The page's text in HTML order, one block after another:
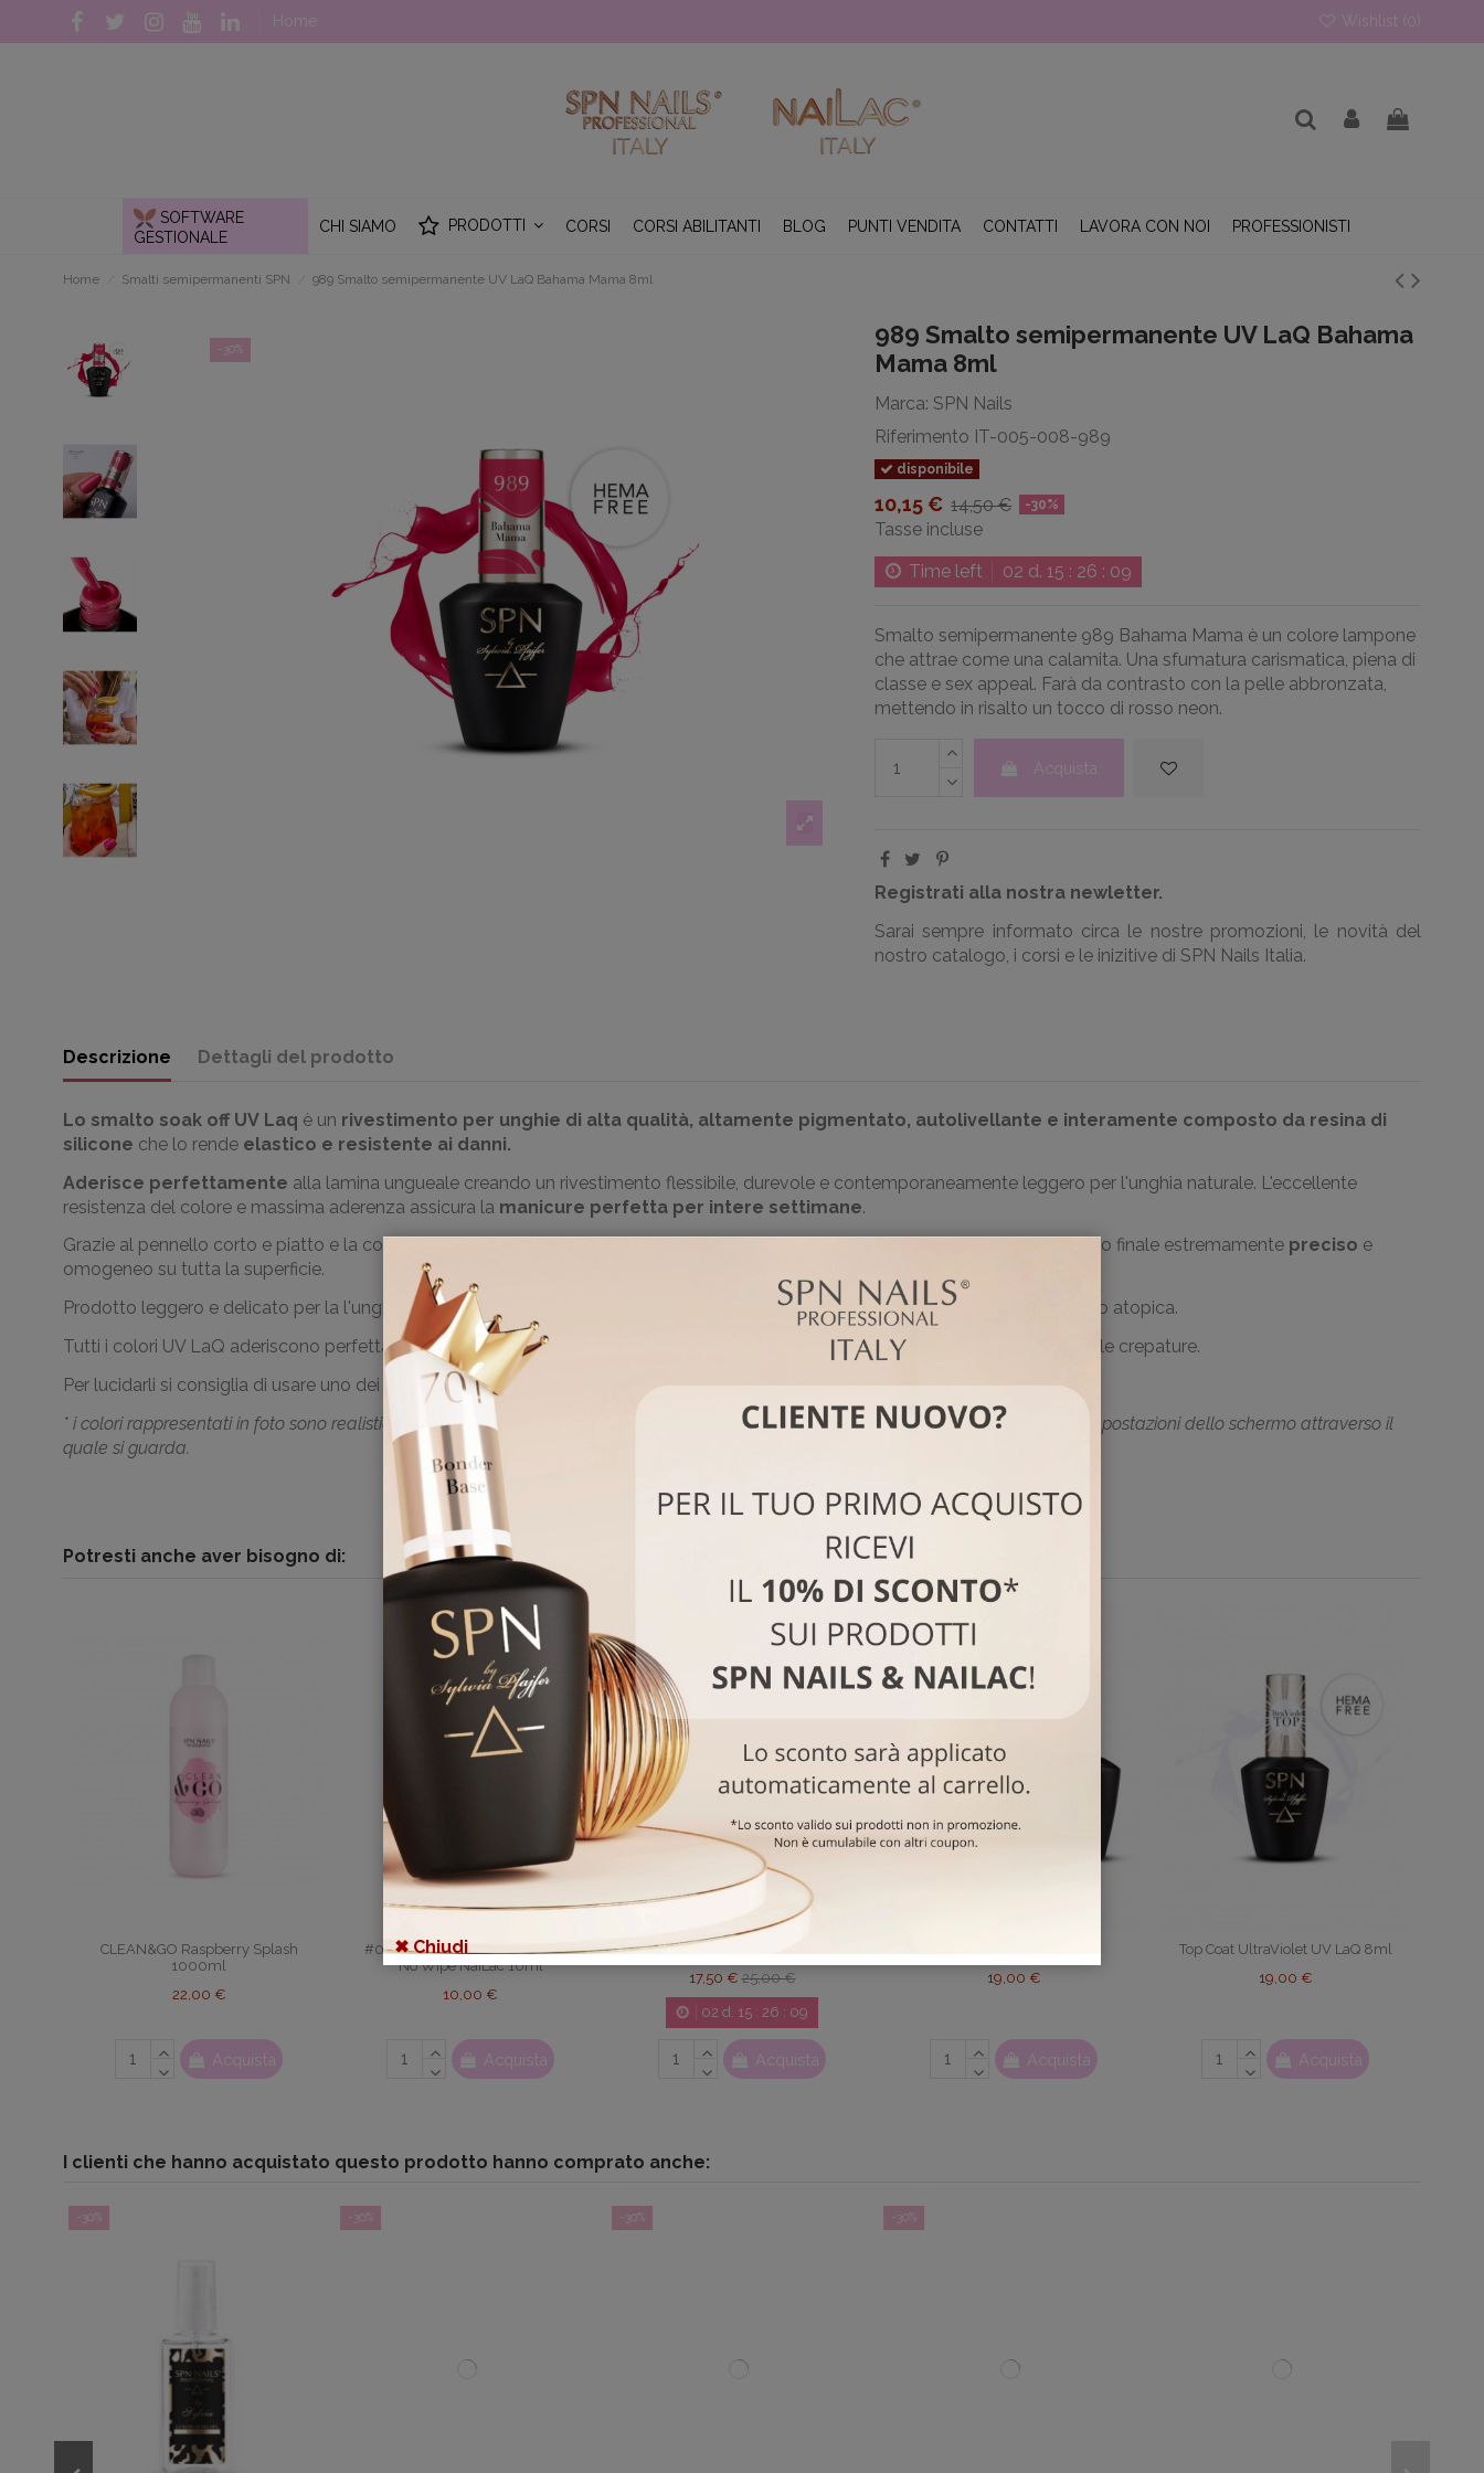
Home Wishlist (0)
SOFTWARE
GESTIONALE
CHI SIAMO PRODOTTI CORSI CORSI ABILITANTI BLOG PUNTI VENDITA CONTATTI LAVORA CON NOI PROFESSIONISTI
Home Smalti semipermanenti SPN 989 Smalto semipermanente UV LaQ Bahama Mama 8ml
-30%
989 Smalto semipermanente UV LaQ Bahama
Mama 8ml
Marca: SPN Nails
Riferimento IT-005-008-989
disponibile
10,15 € 14,50 € -30%
Tasse incluse
Time left
02 d. 15 : 26 : 08
Smalto semipermanente 989 Bahama Mama è un colore lampone
che attrae come una calamita. Una sfumatura carismatica, piena di
classe e sex appeal. Farà da contrasto con la pelle abbronzata,
mettendo in risalto un tocco di rosso neon.
Acquista
Registrati alla nostra newletter.
Sarai sempre informato circa le nostre promozioni, le novità del
nostro catalogo, i corsi e le inizitive di SPN Nails Italia.
Descrizione Dettagli del prodotto
Lo smalto soak off UV Laq è un rivestimento per unghie di alta qualità, altamente pigmentato, autolivellante e interamente composto da resina di
silicone che lo rende elastico e resistente ai danni.
Aderisce perfettamente alla lamina ungueale creando un rivestimento flessibile, durevole e contemporaneamente leggero per l'unghia naturale. L'eccellente
resistenza del colore e massima aderenza assicura la manicure perfetta per intere settimane.
Grazie al pennello corto e piatto e la consistenza medio-densa
assicurando un effetto finale estremamente preciso e
omogeneo su tutta la superficie.
Prodotto leggero e delicato per la l'unghia naturale e può essere utilizzato con successo da persone con pelle sensibile e persino atopica.
Tutti i colori UV LaQ aderiscono perfettamente conl'unghia naturale, gel, acrygel e acrilico, non seccano e non provocano le crepature.
Per lucidarli si consiglia di usare uno dei Top della collezione UV LaQ:
Top Coat UltraViolet
* i colori rappresentati in foto sono realistici; le leggere differenze che potrebbero essere riscontrate potrebbero essere dovute dalle impostazioni dello schermo attraverso il
quale si guarda.
Potresti anche aver bisogno di:
CLEAN&GO Raspberry Splash
1000ml
22,00 €
Acquista
#003 Top Coat semipermanente
No Wipe NaiLac 10ml
10,00 €
Acquista
Frozen Gel SPN 15g
17,50 €25,00 €
02 d. 15: 26 : 08
Acquista
19,00 €
Acquista
Top Coat UltraViolet UV LaQ 8ml
19,00 €
Acquista
I clienti che hanno acquistato questo prodotto hanno comprato anche:
-30% -30% -30%
✖ Chiudi